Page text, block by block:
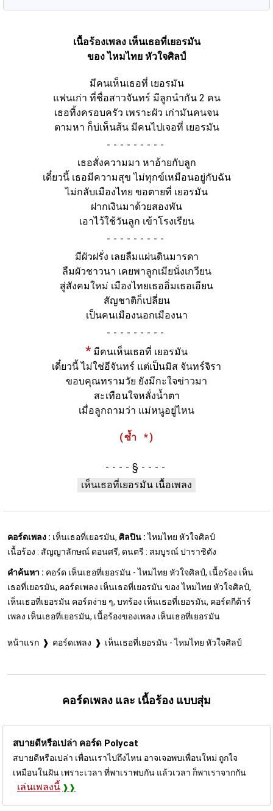
เนื้อร้องเพลง เห็นเธอที่เยอรมัน
ของ ไหมไทย หัวใจศิลป์
มีคนเห็นเธอที่ เยอรมัน
แฟนเก่า ที่ชื่อสาวจันทร์ มีลูกนำกัน 2 คน
เธอทิ้งครอบครัว เพราะผัว เก่ามันคนจน
ตามหา ก็บ่เห็นส้น มีคนไปเจอที่ เยอรมัน
-
เธอสั่งความมา หาอ้ายกับลูก
เดี๋ยวนี้ เธอมีความสุข ไม่ทุกข์เหมือนอยู่กับฉัน
ไม่กลับเมืองไทย ขอตายที่ เยอรมัน
ฝากเงินมาด้วยสองพัน
เอาไว้ใช้วันลูก เข้าโรงเรียน
-
มีผัวฝรั่ง เลยลืมแผ่นดินมารดา
ลืมผัวชาวนา เคยพาลูกเมียนั่งเกวียน
สู่สังคมใหม่ เมืองไทยเธออิ่มเธอเอียน
สัญชาติก็เปลี่ยน
เป็นคนเมืองนอกเมืองนา
-
* มีคนเห็นเธอที่ เยอรมัน
เดี๋ยวนี้ ไม่ใช่อีจันทร์ แต่เป็นมิส จันทร์จิรา
ขอบคุณทรามวัย ยังมีกะใจข่าวมา
สะเทือนใจหลั่งน้ำตา
เมื่อลูกถามว่า แม่หนูอยู่ไหน
(ซ้ำ *)
§
เห็นเธอที่เยอรมัน เนื้อเพลง
คอร์ดเพลง : เห็นเธอที่เยอรมัน, ศิลปิน :ไหมไทย หัวใจศิลป์
เนื้อร้อง : สัญญาลักษณ์ ดอนศรี, ดนตรี : สมบูรณ์ ปาราชิตัง
คำค้นหา : คอร์ด เห็นเธอที่เยอรมัน - ไหมไทย หัวใจศิลป์, เนื้อร้อง เห็น
เธอที่เยอรมัน, คอร์ดเพลง เห็นเธอที่เยอรมัน ของ ไหมไทย หัวใจศิลป์,
เห็นเธอที่เยอรมัน คอร์ดง่าย ๆ, บทร้อง เห็นเธอที่เยอรมัน, คอร์ดกีต้าร์
เพลง เห็นเธอที่เยอรมัน, เนื้อร้องของเพลง เห็นเธอที่เยอรมัน
หน้าแรก คอร์ดเพลง เห็นเธอที่เยอรมัน - ไหมไทย หัวใจศิลป์
คอร์ดเพลง และ เนื้อร้อง แบบสุ่ม
สบายดีหรือเปล่า คอร์ด Polycat
สบายดีหรือเปล่า เพื่อนเราไปถึงไหน อาจเจอพบเพื่อนใหม่ ถูกใจ
เหมือนในฝัน เพราะเวลา ที่พาเราพบกัน แล้วเวลา ก็พาเราจากกัน
เล่นเพลงนี้